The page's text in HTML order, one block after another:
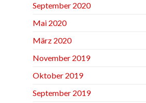
September 2020
Mai 2020
März 2020
November 2019
Oktober 2019
September 2019